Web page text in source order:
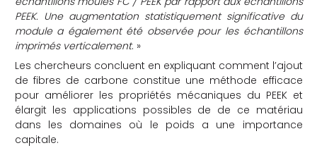
PEEK. Une augmentation statistiquement significative du
module a également été observée pour les échantillons
imprimés verticalement. »
Les chercheurs concluent en expliquant comment l’ajout
de fibres de carbone constitue une méthode efficace
pour améliorer les propriétés mécaniques du PEEK et
élargit les applications possibles de de ce matériau
dans les domaines où le poids a une importance
capitale.